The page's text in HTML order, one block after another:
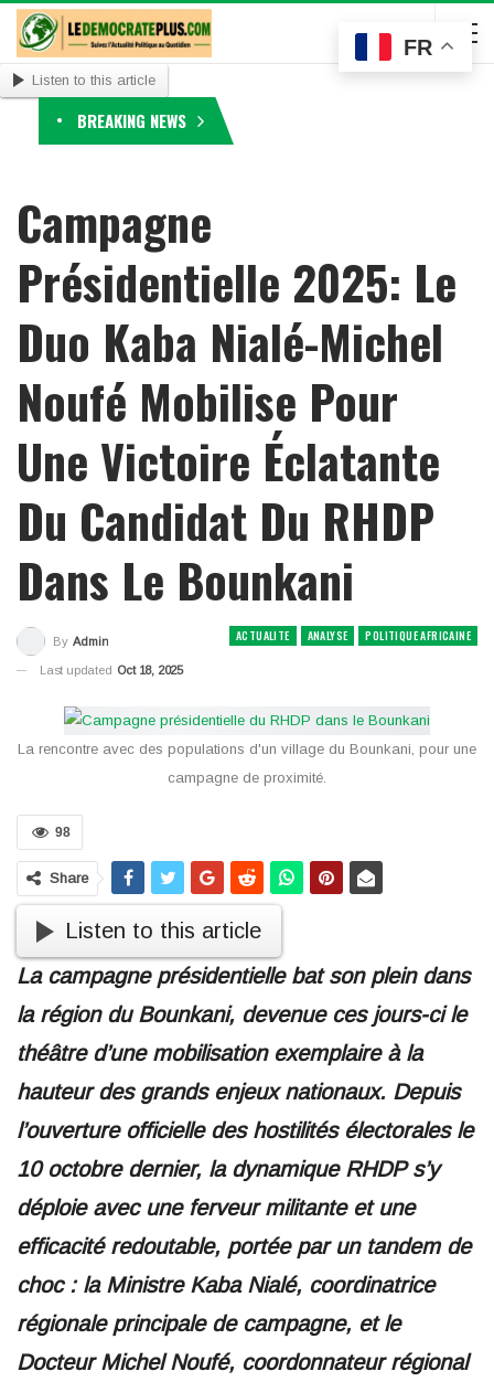
Listen to this article
BREAKING NEWS
Campagne
Présidentielle 2025: Le
Duo Kaba Nialé-Michel
Noufé Mobilise Pour
Une Victoire Éclatante
Du Candidat Du RHDP
Dans Le Bounkani
ACTUALITE ANALYSE POLITIQUE AFRICAINE
By Admin
Last updated Oct 18, 2025
La rencontre avec des populations d'un village du Bounkani, pour une
campagne de proximité.
98
Share
Listen to this article
La campagne présidentielle bat son plein dans
la région du Bounkani, devenue ces jours-ci le
théâtre d’une mobilisation exemplaire à la
hauteur des grands enjeux nationaux. Depuis
l’ouverture officielle des hostilités électorales le
10 octobre dernier, la dynamique RHDP s’y
déploie avec une ferveur militante et une
efficacité redoutable, portée par un tandem de
choc : la Ministre Kaba Nialé, coordinatrice
régionale principale de campagne, et le
Docteur Michel Noufé, coordonnateur régional
FR